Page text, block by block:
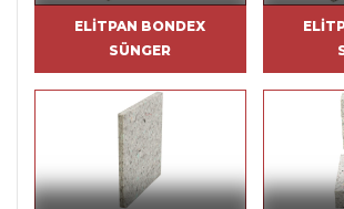
ELITPAN BONDEX
SÜNGER